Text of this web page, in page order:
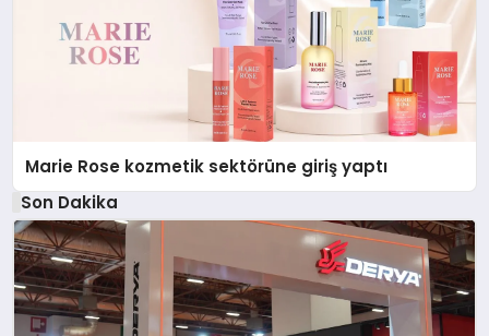
Marie Rose kozmetik sektörüne giriş yaptı
Son Dakika